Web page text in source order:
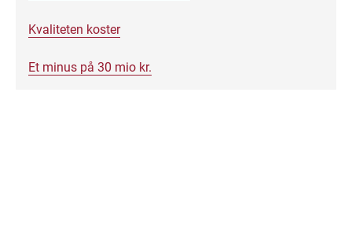
Kvaliteten koster
Et minus på 30 mio kr.